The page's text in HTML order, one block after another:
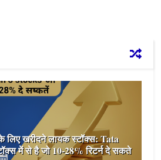
लिए खरीदने लायक स्टॉक्स: Tata
में से है जो 10-28% रिटर्न दे सकते